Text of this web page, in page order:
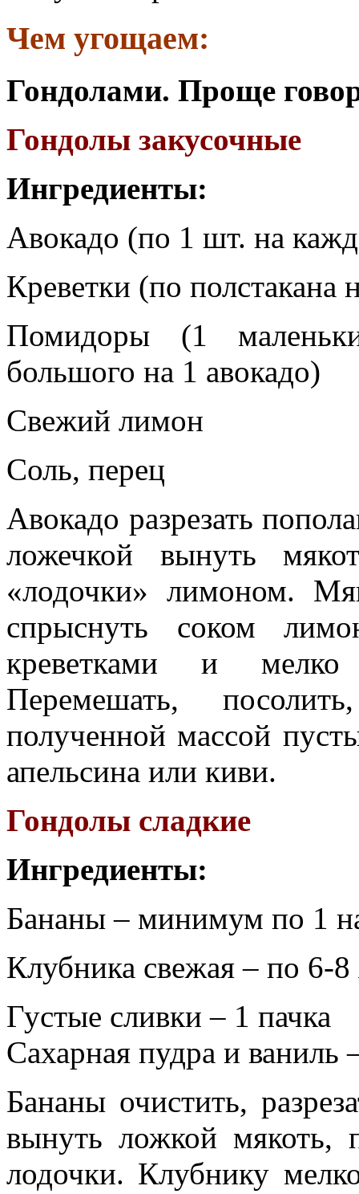
Чем угощаем:
Гондолами. Проще
Гондолы закусочные
Ингредиенты:
Авокадо (по 1 шт. на
Креветки (по полстакана
Помидоры (1
большого на 1 авокадо)
Свежий лимон
Соль, перец
Авокадо разрезать
ложечкой вынуть
«лодочки» лимоном.
спрыснуть соком
креветками и мелко
Перемешать,
полученной массой
апельсина или киви.
Гондолы сладкие
Ингредиенты:
Бананы – минимум по 1
Клубника свежая – по 6-8
Густые сливки – 1 пачка
Сахарная пудра и ваниль
Бананы очистить,
вынуть ложкой мякоть,
лодочки. Клубнику